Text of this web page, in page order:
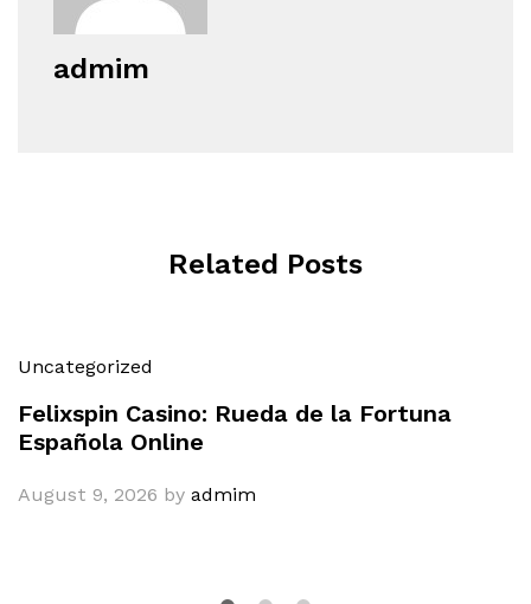
admim
Related Posts
Uncategorized
Felixspin Casino: Rueda de la Fortuna
Española Online
August 9, 2026 by admim